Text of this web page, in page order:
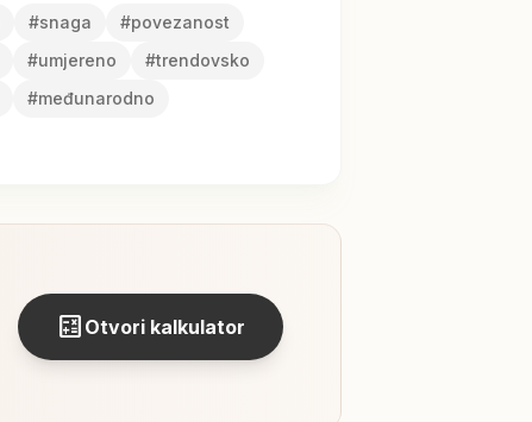
#snaga #povezanost
#umjereno #trendovsko
#međunarodno
calculate Otvori kalkulator